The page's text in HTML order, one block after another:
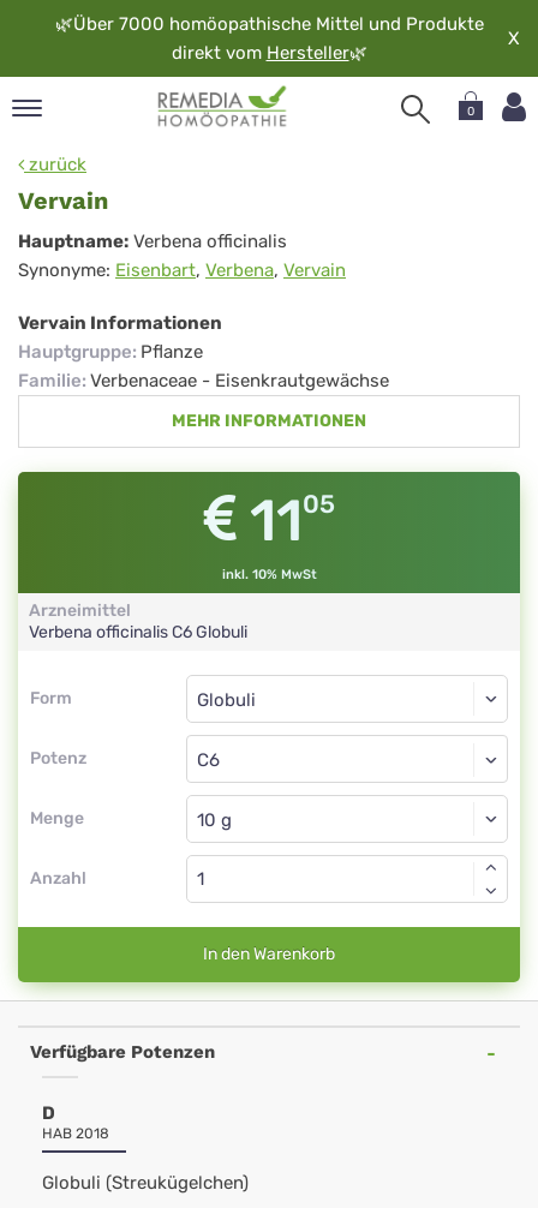
🌿Über 7000 homöopathische Mittel und Produkte
direkt vom Hersteller🌿
X
0
zurück
Vervain
Vervain
Hauptname: Verbena officinalis
Synonyme: Eisenbart, Verbena, Vervain
Vervain Informationen
Hauptgruppe: Pflanze
Familie: Verbenaceae - Eisenkrautgewächse
MEHR INFORMATIONEN
1105
inkl. 10% MwSt
Arzneimittel
Verbena officinalisC6Globuli
Form
Form
Potenz
Globuli
C6
Menge
Globuli
Anzahl
In den Warenkorb
Verfügbare Potenzen
D
HAB 2018
Globuli (Streukügelchen)